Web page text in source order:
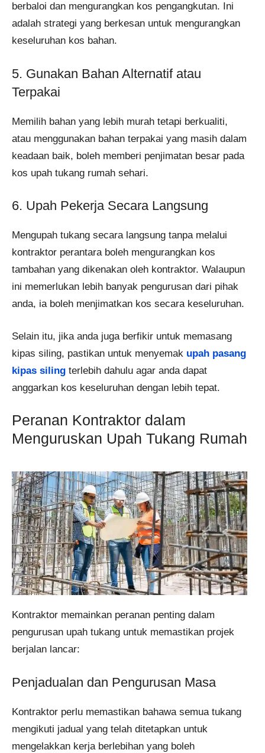
berbaloi dan mengurangkan kos pengangkutan. Ini
adalah strategi yang berkesan untuk mengurangkan
keseluruhan kos bahan​.
5. Gunakan Bahan Alternatif atau
Terpakai
Memilih bahan yang lebih murah tetapi berkualiti,
atau menggunakan bahan terpakai yang masih dalam
keadaan baik, boleh memberi penjimatan besar pada
kos upah tukang rumah sehari.
6. Upah Pekerja Secara Langsung
Mengupah tukang secara langsung tanpa melalui
kontraktor perantara boleh mengurangkan kos
tambahan yang dikenakan oleh kontraktor. Walaupun
ini memerlukan lebih banyak pengurusan dari pihak
anda, ia boleh menjimatkan kos secara keseluruhan​.
Selain itu, jika anda juga berfikir untuk memasang
kipas siling, pastikan untuk menyemak upah pasang
kipas siling terlebih dahulu agar anda dapat
anggarkan kos keseluruhan dengan lebih tepat.
Peranan Kontraktor dalam
Menguruskan Upah Tukang Rumah
Kontraktor memainkan peranan penting dalam
pengurusan upah tukang untuk memastikan projek
berjalan lancar:
Penjadualan dan Pengurusan Masa
Kontraktor perlu memastikan bahawa semua tukang
mengikuti jadual yang telah ditetapkan untuk
mengelakkan kerja berlebihan yang boleh